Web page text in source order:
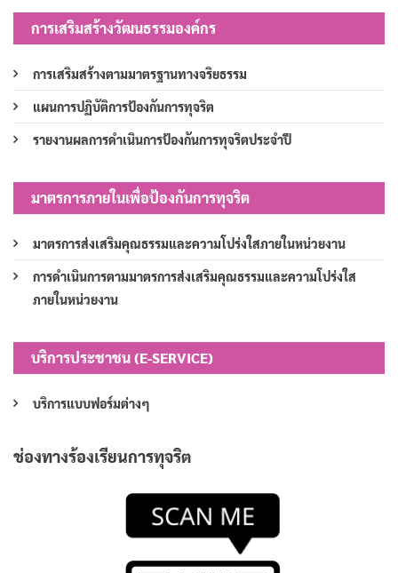
การเสริมสร้างวัฒนธรรมองค์กร
การเสริมสร้างตามมาตรฐานทางจริยธรรม
แผนการปฏิบัติการป้องกันการทุจริต
รายงานผลการดำเนินการป้องกันการทุจริตประจำปี
มาตรการภายในเพื่อป้องกันการทุจริต
มาตรการส่งเสริมคุณธรรมและความโปร่งใสภายในหน่วยงาน
การดำเนินการตามมาตรการส่งเสริมคุณธรรมและความโปร่งใส
ภายในหน่วยงาน
บริการประชาชน (E-SERVICE)
บริการแบบฟอร์มต่างๆ
ช่องทางร้องเรียนการทุจริต